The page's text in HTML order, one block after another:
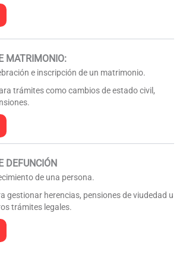
MATRIMONIO:
e inscripción de un matrimonio.
trámites como cambios de estado civil,
DEFUNCIÓN
de una persona.
gestionar herencias, pensiones de viudedad u
trámites legales.